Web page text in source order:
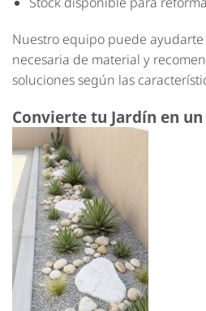
Nuestro equipo puede
necesaria de material y
soluciones según las
Convierte tu Jardín en